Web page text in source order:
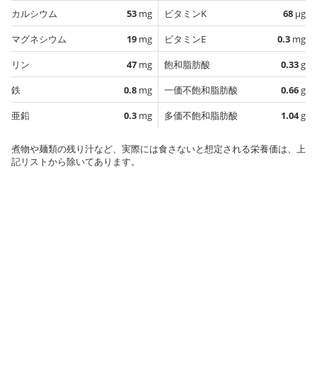
カルシウム
53 mg
マグネシウム
19 mg
リン
47 mg
鉄
0.8 mg
亜鉛
0.3 mg
ビタミンK
68 µg
ビタミンE
0.3 mg
飽和脂肪酸
0.33g
一価不飽和脂肪酸
0.66g
多価不飽和脂肪酸
1.04g
煮物や麺類の残り汁など、実際には食さないと想定される栄養価は、上
記リストから除いてあります。